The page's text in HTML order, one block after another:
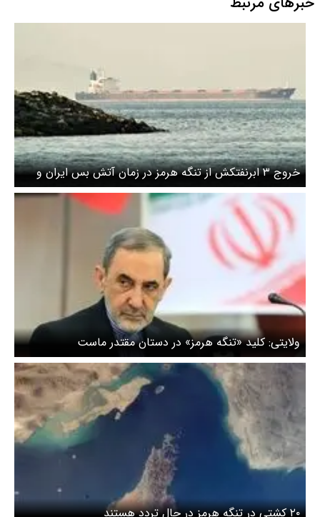
خروج ۳ ابرنفتکش از تنگه هرمز در زمان آتش بس ایران و
آمریکا
ولایتی:‌ کلید «تنگه هرمز» در دستان مقتدر ماست
۲۰ کشتی در تنگه هرمز در حال تردد هستند